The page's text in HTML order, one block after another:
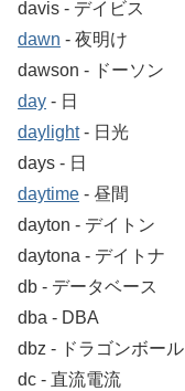
davis ‐ デイビス
dawn ‐ 夜明け
dawson ‐ ドーソン
day ‐ 日
daylight‐ 日光
days ‐ 日
daytime ‐ 昼間
dayton ‐ デイトン
daytona ‐ デイトナ
db ‐ データベース
dba ‐ DBA
dbz ‐ ドラゴンボール
dc ‐ 直流電流